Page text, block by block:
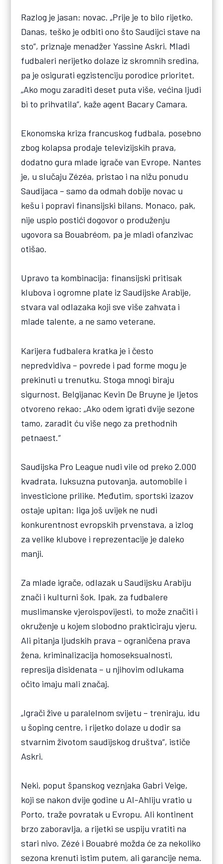
Razlog je jasan: novac. „Prije je to bilo rijetko.
Danas, teško je odbiti ono što Saudijci stave na
sto“, priznaje menadžer Yassine Askri. Mladi
fudbaleri nerijetko dolaze iz skromnih sredina,
pa je osigurati egzistenciju porodice prioritet.
„Ako mogu zaraditi deset puta više, većina ljudi
bi to prihvatila“, kaže agent Bacary Camara.
Ekonomska kriza francuskog fudbala, posebno
zbog kolapsa prodaje televizijskih prava,
dodatno gura mlade igrače van Evrope. Nantes
je, u slučaju Zézéa, pristao i na nižu ponudu
Saudijaca – samo da odmah dobije novac u
kešu i popravi finansijski bilans. Monaco, pak,
nije uspio postići dogovor o produženju
ugovora sa Bouabréom, pa je mladi ofanzivac
otišao.
Upravo ta kombinacija: finansijski pritisak
klubova i ogromne plate iz Saudijske Arabije,
stvara val odlazaka koji sve više zahvata i
mlade talente, a ne samo veterane.
Karijera fudbalera kratka je i često
nepredvidiva – povrede i pad forme mogu je
prekinuti u trenutku. Stoga mnogi biraju
sigurnost. Belgijanac Kevin De Bruyne je ljetos
otvoreno rekao: „Ako odem igrati dvije sezone
tamo, zaradit ću više nego za prethodnih
petnaest.“
Saudijska Pro League nudi vile od preko 2.000
kvadrata, luksuzna putovanja, automobile i
investicione prilike. Međutim, sportski izazov
ostaje upitan: liga još uvijek ne nudi
konkurentnost evropskih prvenstava, a izlog
za velike klubove i reprezentacije je daleko
manji.
Za mlade igrače, odlazak u Saudijsku Arabiju
znači i kulturni šok. Ipak, za fudbalere
muslimanske vjeroispovijesti, to može značiti i
okruženje u kojem slobodno prakticiraju vjeru.
Ali pitanja ljudskih prava – ograničena prava
žena, kriminalizacija homoseksualnosti,
represija disidenata – u njihovim odlukama
očito imaju mali značaj.
„Igrači žive u paralelnom svijetu – treniraju, idu
u šoping centre, i rijetko dolaze u dodir sa
stvarnim životom saudijskog društva“, ističe
Askri.
Neki, poput španskog veznjaka Gabri Veige,
koji se nakon dvije godine u Al-Ahliju vratio u
Porto, traže povratak u Evropu. Ali kontinent
brzo zaboravlja, a rijetki se uspiju vratiti na
stari nivo. Zézé i Bouabré možda će za nekoliko
sezona krenuti istim putem, ali garancije nema.